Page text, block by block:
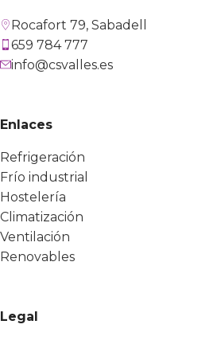
Rocafort 79, Sabadell
659 784 777
info@csvalles.es
Enlaces
Refrigeración
Frío industrial
Hostelería
Climatización
Ventilación
Renovables
Legal